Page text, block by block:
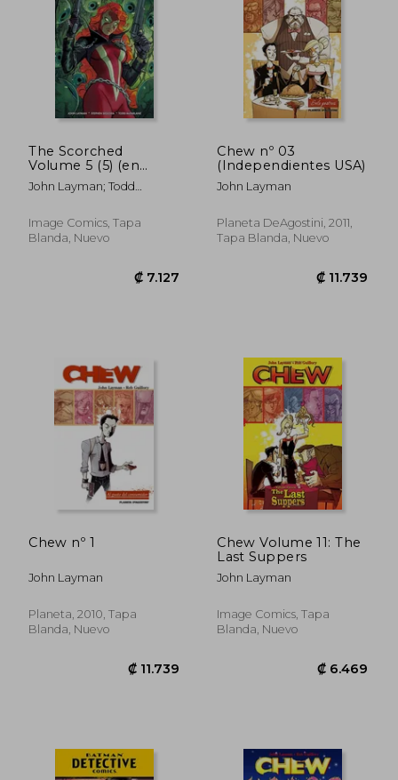
The Scorched
Volume 5 (5) (en
Inglés)
John Layman; Todd
Image Comics, Tapa
Blanda, Nuevo
₡ 7.127
Chew nº 03
(Independientes USA)
John Layman
Planeta DeAgostini, 2011,
Tapa Blanda, Nuevo
₡
Chew nº 1
John Layman
Planeta, 2010, Tapa
Blanda, Nuevo
Chew Volume 11: The
Last Suppers
John Layman
Image Comics, Tapa
Blanda, Nuevo